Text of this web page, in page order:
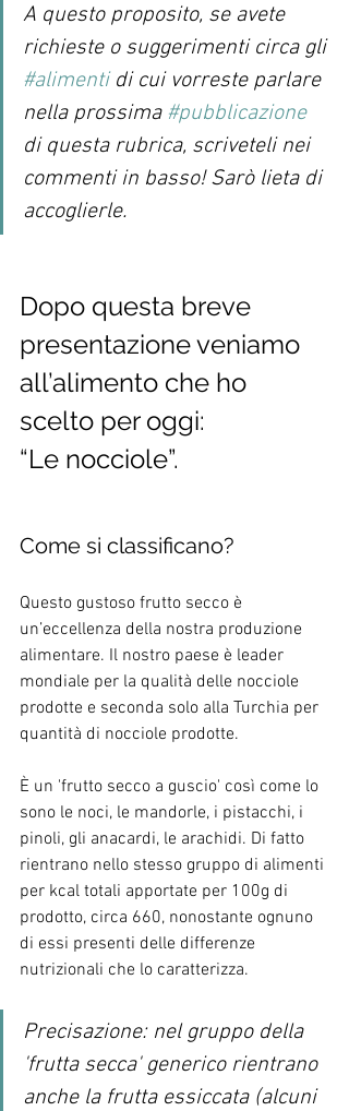
A questo proposito, se avete
richieste o suggerimenti circa gli
#alimenti di cui vorreste parlare
nella prossima #pubblicazione
di questa rubrica, scriveteli nei
commenti in basso! Sarò lieta di
accoglierle.
Dopo questa breve
presentazione veniamo
all’alimento che ho
scelto per oggi:
“Le nocciole”.
Come si classificano?
Questo gustoso frutto secco è
un’eccellenza della nostra produzione
alimentare. Il nostro paese è leader
mondiale per la qualità delle nocciole
prodotte e seconda solo alla Turchia per
quantità di nocciole prodotte.
È un 'frutto secco a guscio' così come lo
sono le noci, le mandorle, i pistacchi, i
pinoli, gli anacardi, le arachidi. Di fatto
rientrano nello stesso gruppo di alimenti
per kcal totali apportate per 100g di
prodotto, circa 660, nonostante ognuno
di essi presenti delle differenze
nutrizionali che lo caratterizza.
Precisazione: nel gruppo della
'frutta secca' generico rientrano
anche la frutta essiccata (alcuni